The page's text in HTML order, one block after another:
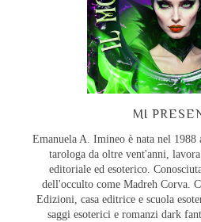
MI
Emanuela A. Imineo è nata nel 1988
tarologa da oltre vent'anni,
editoriale ed esoterico.
dell'occulto come Madreh Corva.
Edizioni, casa editrice e scuola
saggi esoterici e romanzi dark